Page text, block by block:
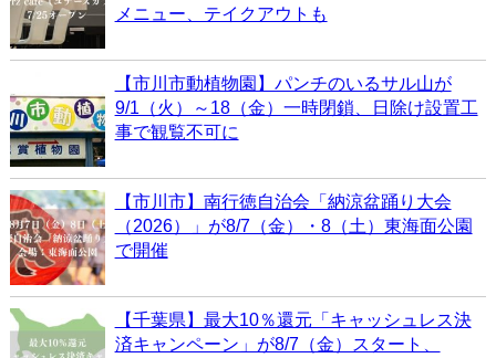
メニュー、テイクアウトも
【市川市動植物園】パンチのいるサル山が
9/1（火）～18（金）一時閉鎖、日除け設置工
事で観覧不可に
【市川市】南行徳自治会「納涼盆踊り大会
（2026）」が8/7（金）・8（土）東海面公園
で開催
【千葉県】最大10％還元「キャッシュレス決
済キャンペーン」が8/7（金）スタート、